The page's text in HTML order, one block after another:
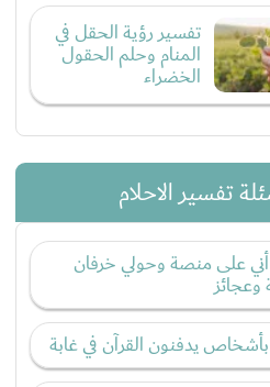
تفسير رؤية الحقل في
المنام وحلم الحقول
الخضراء
تفسير الاحلام
على منصة وحولي خرفان
يدفنون القرآن في غابة